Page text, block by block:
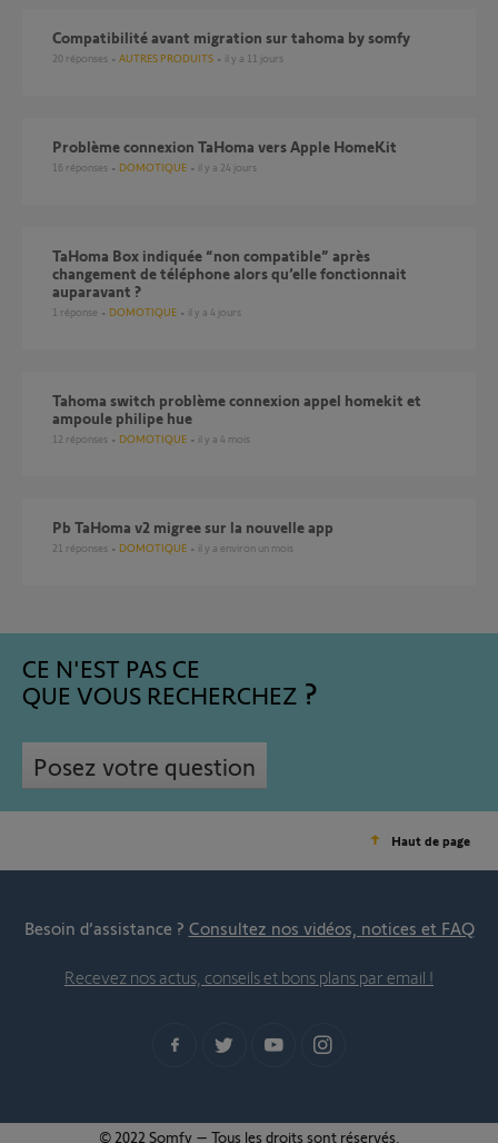
compatibilité avant migration sur tahoma by somfy
20 réponses AUTRES PRODUITS il y a 11 jours
Problème connexion TaHoma vers Apple HomeKit
16 réponses DOMOTIQUE il y a 24 jours
TaHoma Box indiquée “non compatible” après
changement de téléphone alors qu’elle fonctionnait
auparavant ?
1 réponse DOMOTIQUE il y a 4 jours
Tahoma switch problème connexion appel homekit et
ampoule philipe hue
12 réponses DOMOTIQUE il y a 4 mois
Pb TaHoma v2 migree sur la nouvelle app
21 réponses DOMOTIQUE il y a environ un mois
CE N'EST PAS CE
QUE VOUS RECHERCHEZ
Posez votre question
Haut de page
Besoin d’assistance ? Consultez nos vidéos, notices et FAQ
Recevez nos actus, conseils et bons plans par email !
© 2022 Somfy – Tous les droits sont réservés.